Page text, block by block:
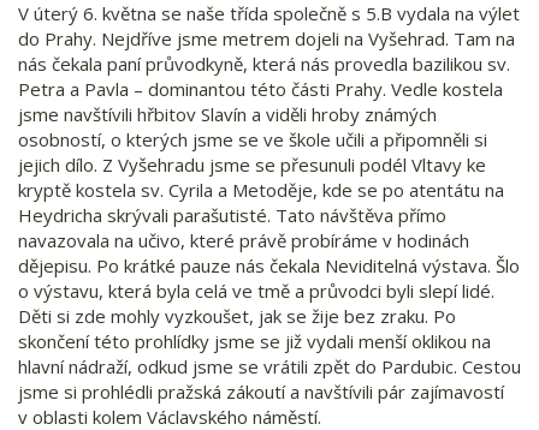
V úterý 6. května se naše třída společně s 5.B vydala na výlet
do Prahy. Nejdříve jsme metrem dojeli na Vyšehrad. Tam na
nás čekala paní průvodkyně, která nás provedla bazilikou sv.
Petra a Pavla – dominantou této části Prahy. Vedle kostela
jsme navštívili hřbitov Slavín a viděli hroby známých
osobností, o kterých jsme se ve škole učili a připomněli si
jejich dílo. Z Vyšehradu jsme se přesunuli podél Vltavy ke
kryptě kostela sv. Cyrila a Metoděje, kde se po atentátu na
Heydricha skrývali parašutisté. Tato návštěva přímo
navazovala na učivo, které právě probíráme v hodinách
dějepisu. Po krátké pauze nás čekala Neviditelná výstava. Šlo
o výstavu, která byla celá ve tmě a průvodci byli slepí lidé.
Děti si zde mohly vyzkoušet, jak se žije bez zraku. Po
skončení této prohlídky jsme se již vydali menší oklikou na
hlavní nádraží, odkud jsme se vrátili zpět do Pardubic. Cestou
jsme si prohlédli pražská zákoutí a navštívili pár zajímavostí
v oblasti kolem Václavského náměstí.